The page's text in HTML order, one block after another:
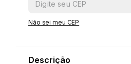
Não sei meu CEP
Descrição